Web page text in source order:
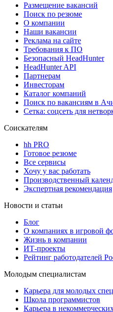
Размещение вакансий
Поиск по резюме
О компании
Наши вакансии
Реклама на сайте
Требования к ПО
Безопасный HeadHunter
HeadHunter API
Партнерам
Инвесторам
Каталог компаний
Поиск по вакансиям в
Сетка: соцсеть для
Соискателям
hh PRO
Готовое резюме
Все сервисы
Хочу у вас работать
Производственный
Экспертная рекомендация
Новости и статьи
Блог
О компаниях в игровой
Жизнь в компании
ИТ-проекты
Рейтинг работодателей
Молодым специалистам
Карьера для молодых
Школа программистов
Карьера в